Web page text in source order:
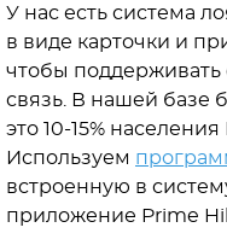
У нас есть система
в виде карточки и
чтобы поддерживать
связь. В нашей базе
это 10-15%
Используем
встроенную в
приложение Prime